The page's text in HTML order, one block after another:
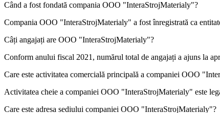
Când a fost fondată compania OOO "InteraStrojMaterialy"?
Compania OOO "InteraStrojMaterialy" a fost înregistrată ca
Câți angajați are OOO "InteraStrojMaterialy"?
Conform anului fiscal 2021, numărul total de angajați a ajuns la
Care este activitatea comercială principală a companiei OOO
Activitatea cheie a companiei OOO "InteraStrojMaterialy" este
Care este adresa sediului companiei OOO "InteraStrojMaterialy"?